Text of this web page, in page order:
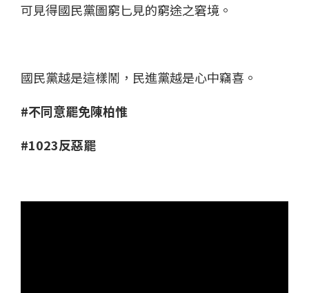
可見得國民黨圖窮匕見的窮途之窘境。
國民黨越是這樣鬧，民進黨越是心中竊喜。
#不同意罷免陳柏惟
#1023反惡罷